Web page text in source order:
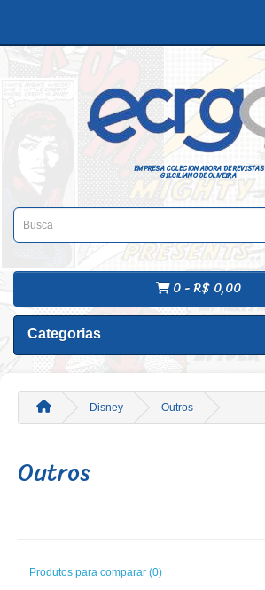
EMPRESA COLECIONADORA DE REVISTAS
GILCILIANO DE OLIVEIRA
0 - R$ 0,00
Categorias
Disney Outros
Outros
Produtos para comparar (0)